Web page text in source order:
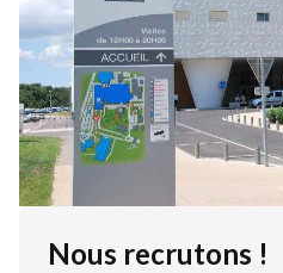
Nous recrutons !